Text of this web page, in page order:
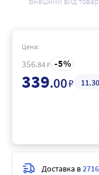
Цена:
356.84₽ 5
339.00₽ 11.30
Доставка в